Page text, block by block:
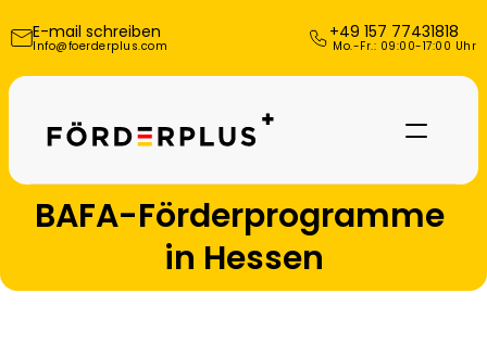
E-mail schreiben
Info@foerderplus.com
+49 157 77431818
Mo.-Fr.: 09:00-17:00 Uhr
BAFA-Förderprogramme
in Hessen